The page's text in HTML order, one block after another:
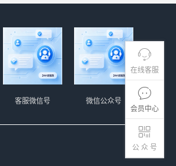
在线客服
会员中心
公 众 号
微信公众号
客服微信号